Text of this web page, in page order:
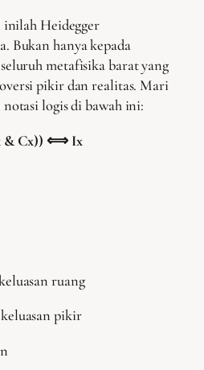
inilah Heidegger
Bukan hanya kepada
metafisika barat yang
pikir dan realitas. Mari
logis di bawah ini:
& Cx)) ⟺ Ix
ruang
pikir